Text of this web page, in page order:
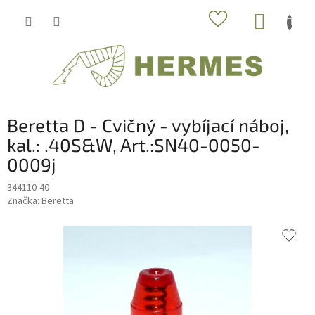
Beretta D - Cvičný - vybíjací náboj,
kal.: .40S&W, Art.:SN40-0050-
0009j
344110-40
Značka: Beretta